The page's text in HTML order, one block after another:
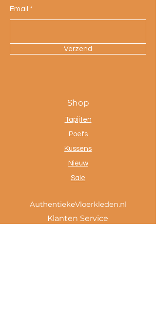
Email
Verzend
Shop
Tapijten
Poefs
Kussens
Nieuw
Sale
AuthentiekeVloerkleden.nl
Klanten Service